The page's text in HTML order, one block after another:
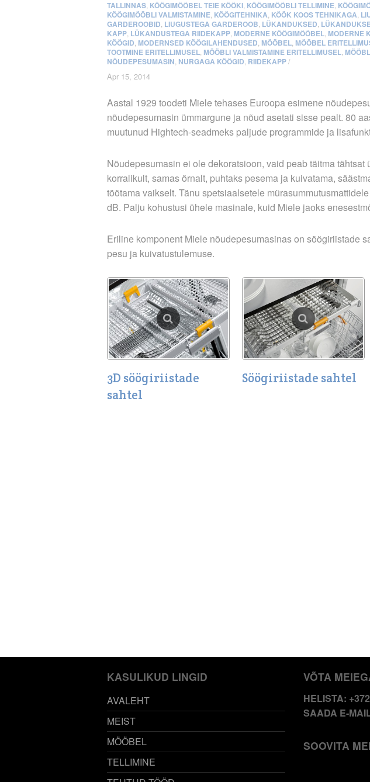
TALLINNAS KÖÖGIMÖÖBEL TEIE KÖÖKI KÖÖGIMÖÖBLI TELLIMINE
KÖÖGIMÖÖBLI VALMISTAMINE KÖÖGITEHNIKA KÖÖK KOOS TEHNIKAGA
GARDEROOBID LIUGUSTEGA GARDEROOB LÜKANDUKSED
KAPP LÜKANDUSTEGA RIIDEKAPP MODERNE KÖÖGIMÖÖBEL MODERNE
KÖÖGID MODERNSED KÖÖGILAHENDUSED MÖÖBEL MÖÖBEL
TOOTMINE ERITELLIMUSEL MÖÖBLI VALMISTAMINE ERITELLIMUSEL
NÕUDEPESUMASIN NURGAGA KÖÖGID RIIDEKAPP/
Apr 15, 2014
Aastal 1929 toodeti Miele tehases Euroopa esimene
nõudepesumasin ümmargune ja nõud asetati sisse pealt. 80
muutunud Hightech-seadmeks paljude programmide ja
Nõudepesumasin ei ole dekoratsioon, vaid peab täitma tähtsat
korralikult, samas õrnalt, puhtaks pesema ja kuivatama,
töötama vaikselt. Tänu spetsiaalsetele
dB. Palju kohustusi ühele masinale, kuid Miele jaoks
Eriline komponent Miele nõudepesumasinas on söögiriistade
pesu ja kuivatustulemuse.
3D söögiriistade
sahtel
Söögiriistade sahtel
KASULIKUD LINGID
AVALEHT
MEIST
MÖÖBEL
TELLIMINE
VÕTA
HELISTA:
SAADA E-
SOOVITA